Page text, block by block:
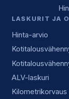
LASKURIT JA
Hinta-arvio
ALV-laskuri
Kilometrikorvaus